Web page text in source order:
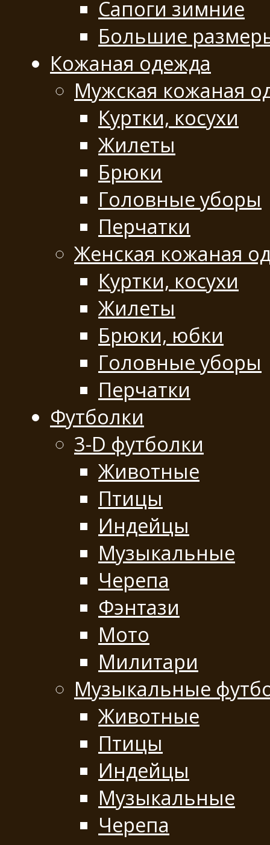
Сапоги зимние
Большие
Кожаная одежда
Мужская кожаная
Куртки, косухи
Жилеты
Брюки
Головные уборы
Перчатки
Женская кожаная
Куртки, косухи
Жилеты
Брюки, юбки
Головные уборы
Перчатки
Футболки
3-D футболки
Животные
Птицы
Индейцы
Музыкальные
Черепа
Фэнтази
Мото
Милитари
Музыкальные
Животные
Птицы
Индейцы
Музыкальные
Черепа